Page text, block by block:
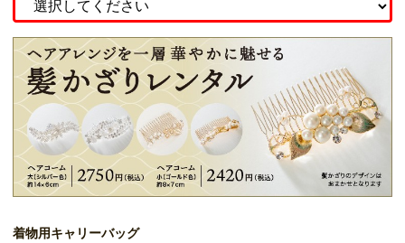
着物用キャリーバッグ